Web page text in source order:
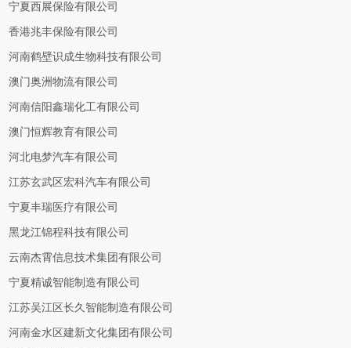
宁夏西展保险有限公司
香港兆丰保险有限公司
河南鹤壁识成生物科技有限公司
澳门奥洲物流有限公司
河南信阳鑫瑞化工有限公司
澳门恒辉教育有限公司
河北电梦汽车有限公司
江苏玄武区宏科汽车有限公司
宁夏丰瑞医疗有限公司
黑龙江锦程科技有限公司
云南杰霄信息技术集团有限公司
宁夏精诚智能制造有限公司
江苏吴江区长久智能制造有限公司
河南金水区建新文化集团有限公司